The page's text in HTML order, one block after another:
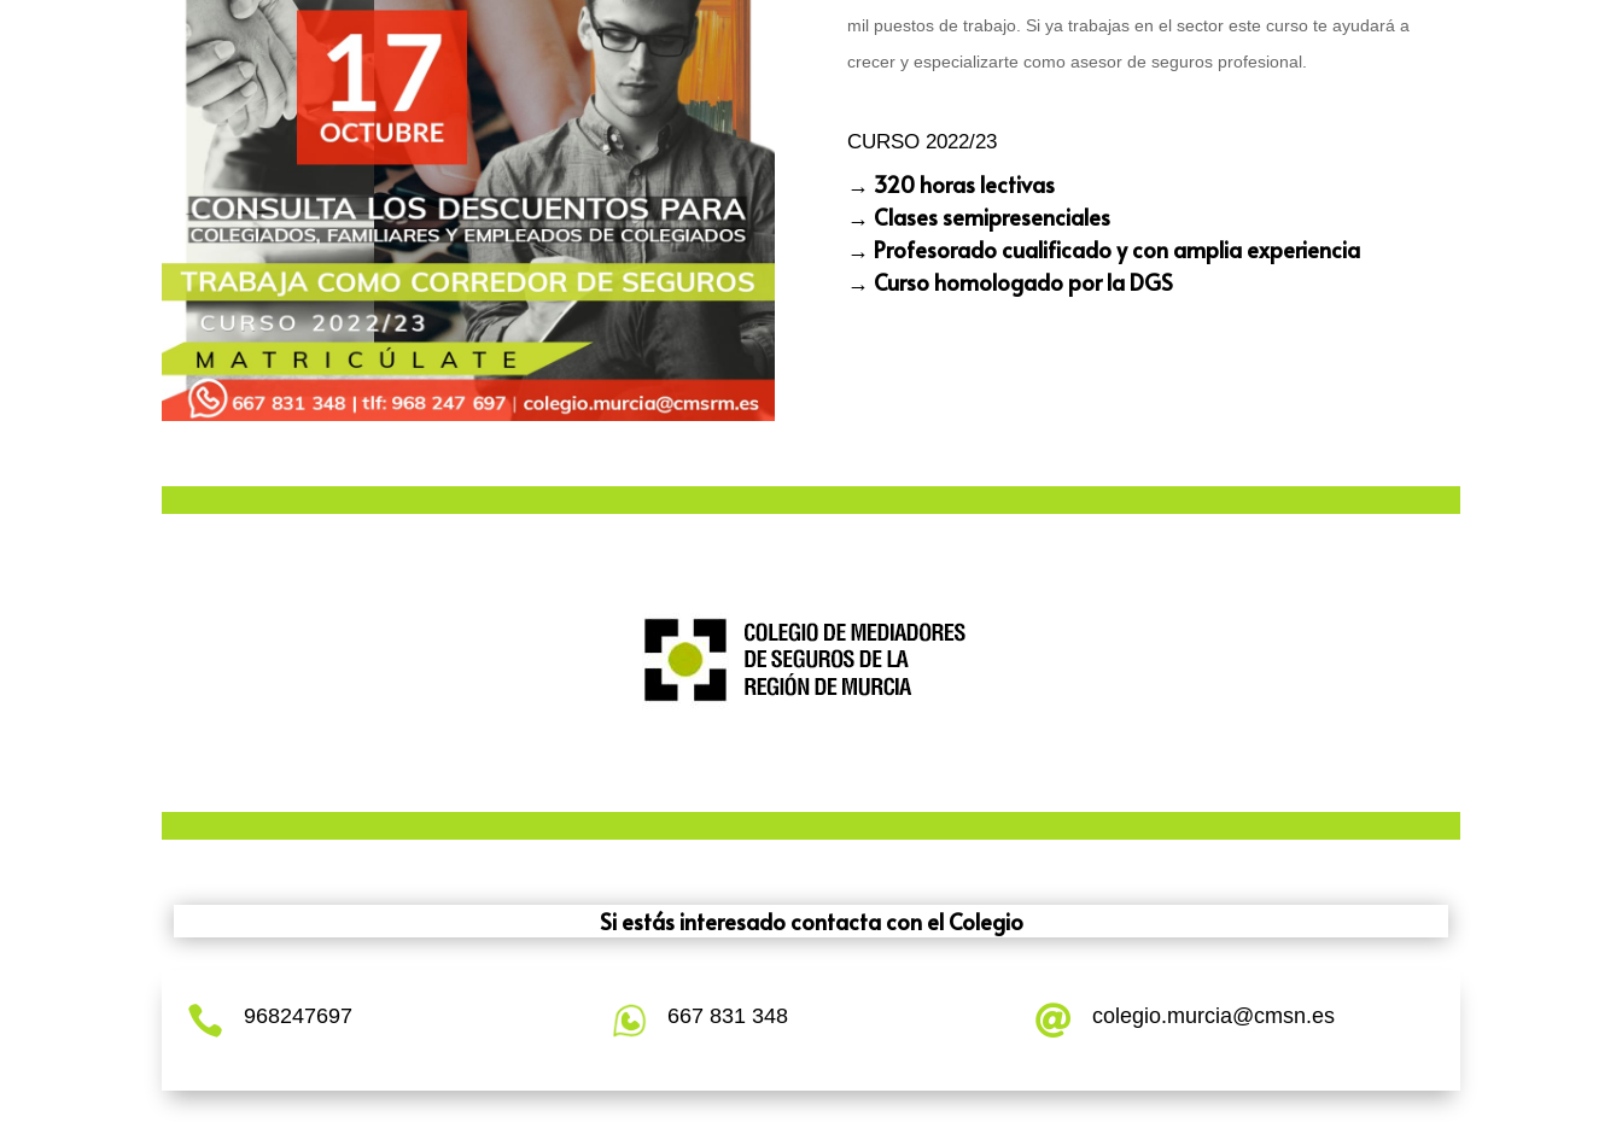
mil puestos de trabajo. Si ya trabajas en el sector este curso te ayudará a
crecer y especializarte como asesor de seguros profesional.
CURSO 2022/23
→ 320 horas lectivas
→ Clases semipresenciales
→ Profesorado cualificado y con amplia experiencia
→ Curso homologado por la DGS
Si estás interesado contacta con el Colegio
 968247697 667 831 348  colegio.murcia@cmsn.es